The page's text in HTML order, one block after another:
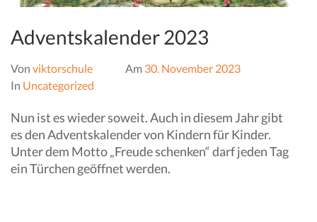
Adventskalender 2023
Von viktorschule Am 30. November 2023
In Uncategorized
Nun ist es wieder soweit. Auch in diesem Jahr gibt
es den Adventskalender von Kindern für Kinder.
Unter dem Motto „Freude schenken“ darf jeden Tag
ein Türchen geöffnet werden.